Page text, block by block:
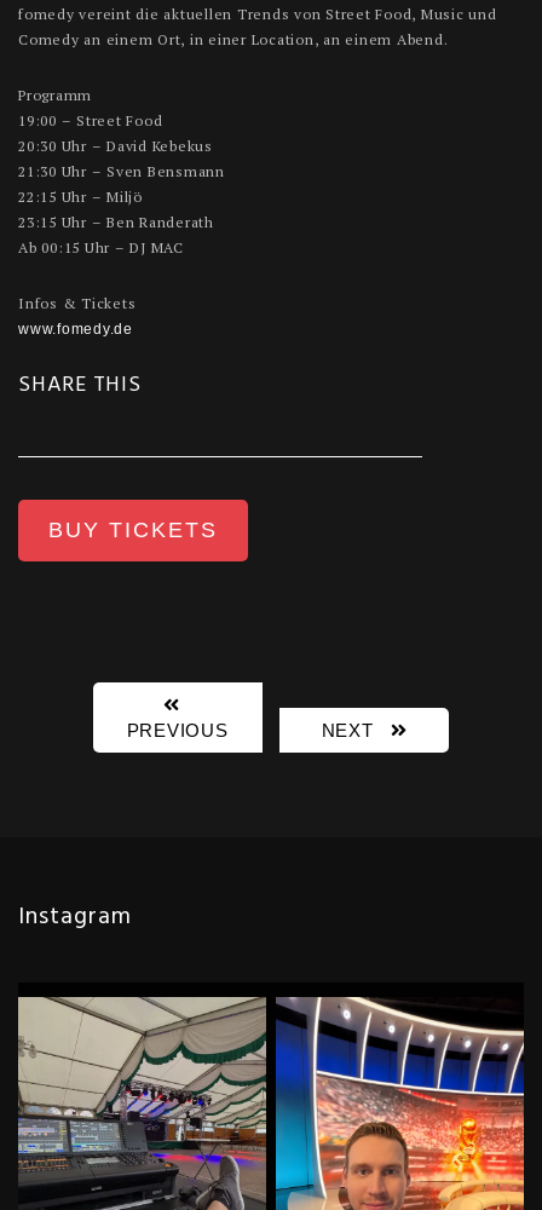
fomedy vereint die aktuellen Trends von Street Food, Music und
Comedy an einem Ort, in einer Location, an einem Abend.
Programm
19:00 – Street Food
20:30 Uhr – David Kebekus
21:30 Uhr – Sven Bensmann
22:15 Uhr – Miljö
23:15 Uhr – Ben Randerath
Ab 00:15 Uhr – DJ MAC
Infos & Tickets
www.fomedy.de
SHARE THIS
BUY TICKETS
PREVIOUS NEXT
Instagram
Irgendwas mit Licht und so…
Abwechslung muss sein!...
85 3
Und weiter geht’s! Tag 9 von 31
im Wm Studio
...
107 6